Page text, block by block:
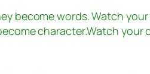
become words. Watch
character.Watch your